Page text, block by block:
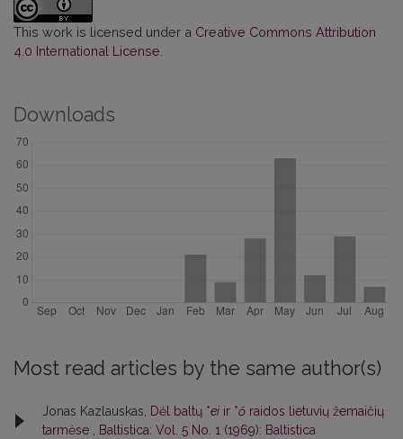
This work is licensed under a Creative Commons Attribution
4.0 International License
Downloads
Most read articles by the same author(s)
Jonas Kazlauskas, Dėl baltų *ei ir *ō raidos lietuvių žemaičių
tarmėse , Baltistica: Vol. 5 No. 1 (1969): Baltistica